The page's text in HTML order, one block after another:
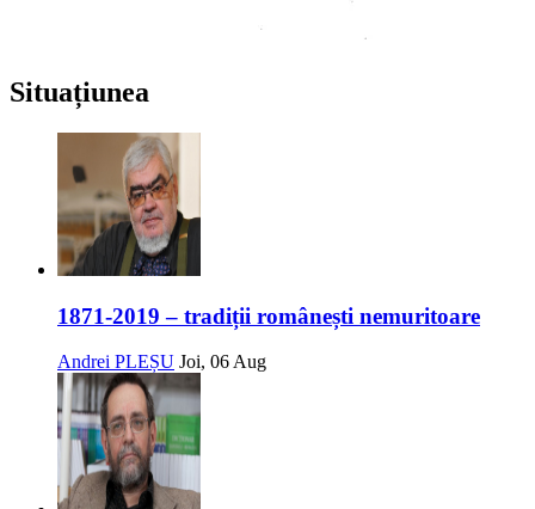
Situațiunea
1871-2019 – tradiții românești nemuritoare
Andrei PLEȘU Joi, 06 Aug